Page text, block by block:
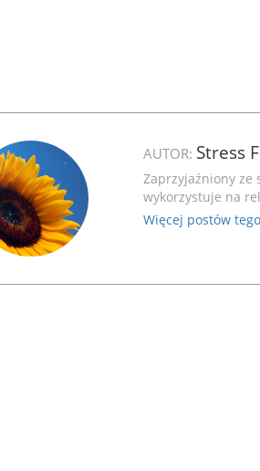
AUTOR: Stress
Zaprzyjaźniony ze
wykorzystuje na
Więcej postów